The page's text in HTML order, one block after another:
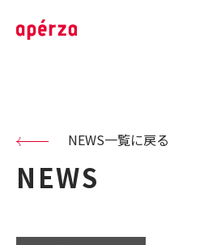
NEWS一覧に戻る
NEWS